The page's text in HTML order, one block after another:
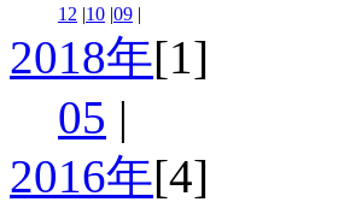
12 |10 |09 |
2018年[1]
05 |
2016年[4]